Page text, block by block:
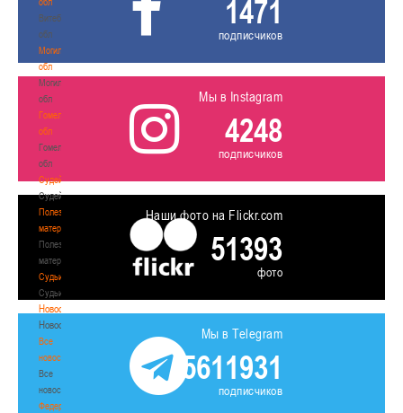
Витебская
обл
Могилевская
обл
Могилевская
обл
Гомельская
обл
Гомельская
обл
Судейство
Судейство
Полезные
материалы
Полезные
материалы
Судьи
Судьи
Новости
Новости
Все
новости
Все
новости
Федерация
1471
подписчиков
Мы в Instagram
4248
подписчиков
Наши фото на Flickr.com
51393
фото
Мы в Telegram
5611931
подписчиков